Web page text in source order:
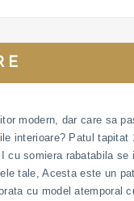
modern, dar care sa
interioare? Patul tapitat
cu somiera rabatabila se
tale, Acesta este un
cu model atemporal